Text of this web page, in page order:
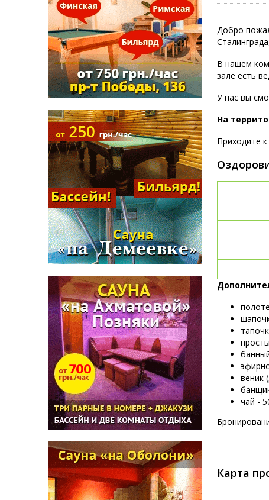
Добро
В нашем
зале есть
У нас вы
На
Приходите
веник
чай -
Карта